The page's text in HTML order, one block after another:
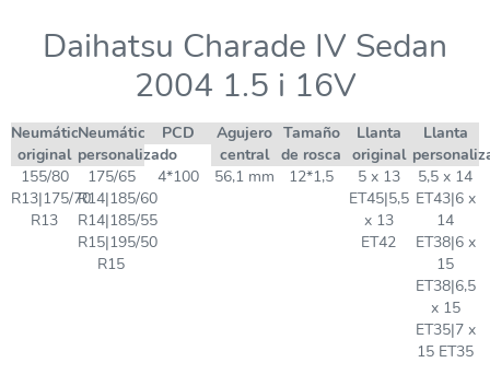
Daihatsu Charade IV Sedan
2004 1.5 i 16V
Neumático
original
Neumático
personalizado
PCD
Agujero
central
Tamaño
de rosca
Llanta
original
Llanta
155/80
R13|175/70
R13
175/65
R14|185/60
R14|185/55
R15|195/50
R15
4*100 56,1 mm 12*1,5
5 x 13
ET45|5,5
x 13
ET42
5,5 x 14
ET43|6 x
14
ET38|6 x
15
ET38|6,5
x 15
ET35|7 x
15 ET35